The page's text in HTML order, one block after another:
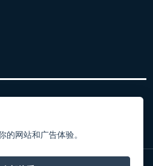
网站和广告体验。